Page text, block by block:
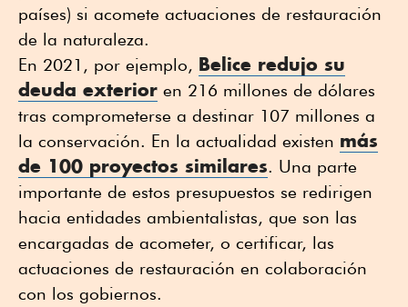
países) si acomete actuaciones de restauración
de la naturaleza.
En 2021, por ejemplo, Belice redujo su
deuda exterior en 216 millones de dólares
tras comprometerse a destinar 107 millones a
la conservación. En la actualidad existen más
de 100 proyectos similares. Una parte
importante de estos presupuestos se redirigen
hacia entidades ambientalistas, que son las
encargadas de acometer, o certificar, las
actuaciones de restauración en colaboración
con los gobiernos.